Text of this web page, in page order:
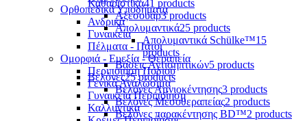
Ορθοπεδικά Υποδήματα
Ανδρικά
Γυναικεία
Πέλματα - Πάτοι
Ομορφιά - Ευεξία - Θεραπεία
Περιποίηση Ποδιού
Γενικά Αναλώσιμα
Γυναικεία Περιποίηση
Καλλυντικά
Καθαριστικά41 products
Αξεσουάρ3 products
Απολυμαντικά25 products
Απολυμαντικά Schülke™15
products
Βάσεις Αντισηπτικών5 products
Βελόνες25 products
Βελόνες Αμνιοκέντησης3 products
Βελόνες Μεσοθεραπείας2 products
Βελόνες παρακέντησης BD™2 products